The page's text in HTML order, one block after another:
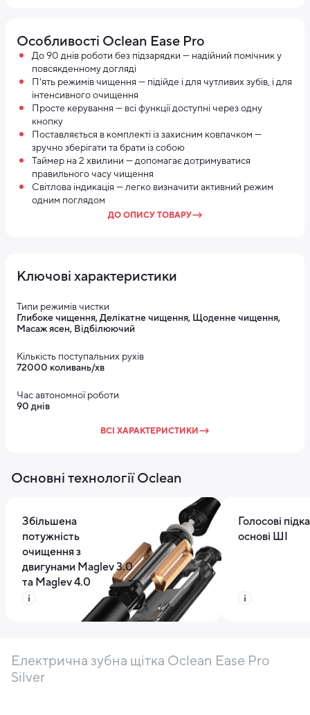
Особливості Oclean Ease Pro
До 90 днів роботи без підзарядки — надійний помічник у
повсякденному догляді
П'ять режимів чищення — підійде і для чутливих зубів, і для
інтенсивного очищення
Просте керування — всі функції доступні через одну
кнопку
Поставляється в комплекті із захисним ковпачком —
зручно зберігати та брати із собою
Таймер на 2 хвилини — допомагає дотримуватися
правильного часу чищення
Світлова індикація — легко визначити активний режим
одним поглядом
ДО ОПИСУ ТОВАРУ
Ключові характеристики
Типи режимів чистки
Глибоке чищення, Делікатне чищення, Щоденне чищення,
Масаж ясен, Відбілюючий
Кількість поступальних рухів
72000 коливань/хв
Час автономної роботи
90 днів
ВСІ ХАРАКТЕРИСТИКИ
Основні технології Oclean
Збільшена
потужність
очищення з
двигунами Maglev 3.0
та Maglev 4.0
Голосові
основі ШІ
Електрична зубна щітка Oclean Ease Pro
Silver